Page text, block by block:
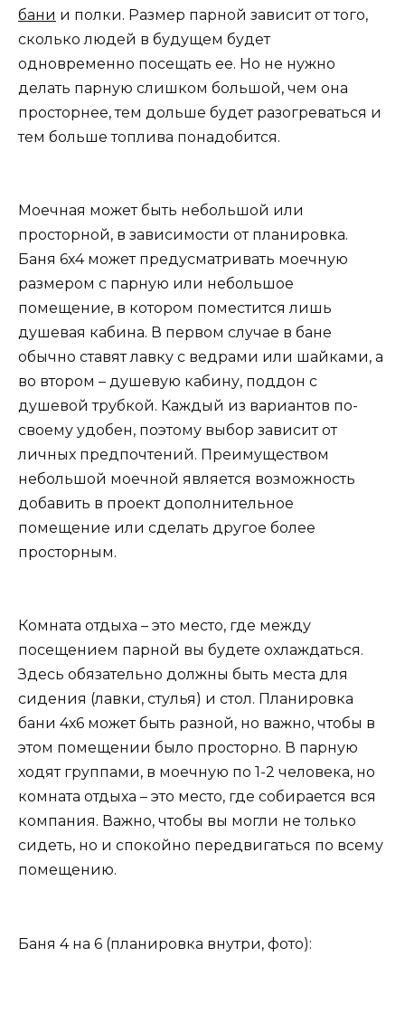
бани и полки. Размер парной зависит от того,
сколько людей в будущем будет
одновременно посещать ее. Но не нужно
делать парную слишком большой, чем она
просторнее, тем дольше будет разогреваться и
тем больше топлива понадобится.
Моечная может быть небольшой или
просторной, в зависимости от планировка.
Баня 6х4 может предусматривать моечную
размером с парную или небольшое
помещение, в котором поместится лишь
душевая кабина. В первом случае в бане
обычно ставят лавку с ведрами или шайками, а
во втором – душевую кабину, поддон с
душевой трубкой. Каждый из вариантов по-
своему удобен, поэтому выбор зависит от
личных предпочтений. Преимуществом
небольшой моечной является возможность
добавить в проект дополнительное
помещение или сделать другое более
просторным.
Комната отдыха – это место, где между
посещением парной вы будете охлаждаться.
Здесь обязательно должны быть места для
сидения (лавки, стулья) и стол. Планировка
бани 4х6 может быть разной, но важно, чтобы в
этом помещении было просторно. В парную
ходят группами, в моечную по 1-2 человека, но
комната отдыха – это место, где собирается вся
компания. Важно, чтобы вы могли не только
сидеть, но и спокойно передвигаться по всему
помещению.
Баня 4 на 6 (планировка внутри, фото):